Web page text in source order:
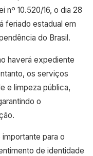
nº 10.520/16, o dia 28
feriado estadual em
do Brasil.
haverá expediente
os serviços
e limpeza pública,
o
para o
de identidade